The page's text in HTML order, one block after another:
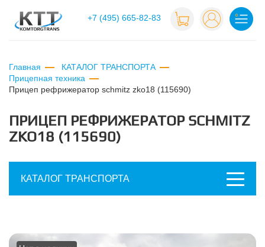
+7 (495) 665-82-83
Главная
КАТАЛОГ ТРАНСПОРТА
Прицепная техника
прицеп рефрижератор schmitz zko18 (115690)
ПРИЦЕП РЕФРИЖЕРАТОР SCHMITZ
ZKO18 (115690)
КАТАЛОГ ТРАНСПОРТА